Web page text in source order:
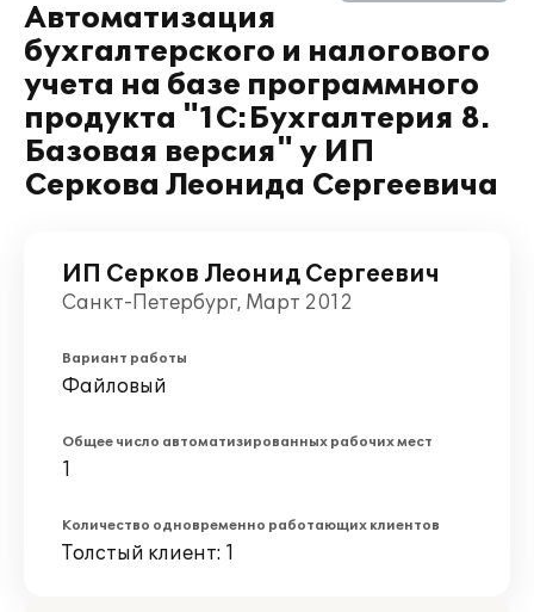
Автоматизация
бухгалтерского и налогового
учета на базе программного
продукта "1С:Бухгалтерия 8.
Базовая версия" у ИП
Серкова Леонида Сергеевича
ИП Серков Леонид Сергеевич
Санкт-Петербург, Март 2012
Вариант работы
Файловый
Общее число автоматизированных рабочих мест
1
Количество одновременно работающих клиентов
Толстый клиент: 1